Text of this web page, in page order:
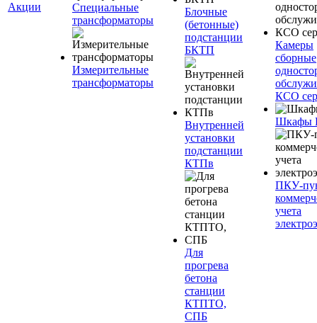
Акции
Специальные
трансформаторы
Измерительные
трансформаторы
Блочные
(бетонные)
подстанции
БКТП
Внутренней
установки
подстанции
КТПв
Для
прогрева
бетона
станции
КТПТО,
СПБ
Камеры
сборные
КСО
Шкафы
ПКУ-
учета